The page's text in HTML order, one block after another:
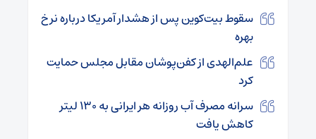
سقوط بیت‌کوین پس از هشدار آمریکا درباره نرخ
بهره
علم‌الهدی از کفن‌پوشان مقابل مجلس حمایت
کرد
سرانه مصرف آب روزانه هر ایرانی به ۱۳۰ لیتر
کاهش یافت